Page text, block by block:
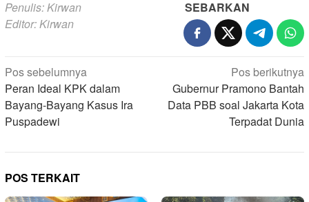
Penulis: Kirwan
Editor: Kirwan
SEBARKAN
Navigasi
pos
Pos sebelumnya
Peran Ideal KPK dalam
Bayang-Bayang Kasus Ira
Puspadewi
Pos berikutnya
Gubernur Pramono Bantah
Data PBB soal Jakarta Kota
Terpadat Dunia
POS TERKAIT